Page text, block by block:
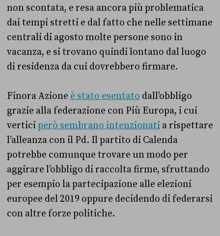
non scontata, e resa ancora più problematica
dai tempi stretti e dal fatto che nelle settimane
centrali di agosto molte persone sono in
vacanza, e si trovano quindi lontano dal luogo
di residenza da cui dovrebbero firmare.
Finora Azione è stato esentato dall’obbligo
grazie alla federazione con Più Europa, i cui
verticiperò sembrano intenzionati a rispettare
l’alleanza con il Pd. Il partito di Calenda
potrebbe comunque trovare un modo per
aggirare l’obbligo di raccolta firme, sfruttando
per esempio la partecipazione alle elezioni
europee del 2019 oppure decidendo di federarsi
con altre forze politiche.